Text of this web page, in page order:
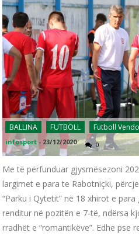
BALLINA FUTBOLL Futboll
infosport - 23/12/2020 0
Me të përfunduar gjysmësezoni
largimet e para te Rabotniçki,
“Parku i Qytetit” në 18 xhirot e
renditur në pozitën e 7-të, ndërsa
rradhët e “romantikëve”. Edhe pse